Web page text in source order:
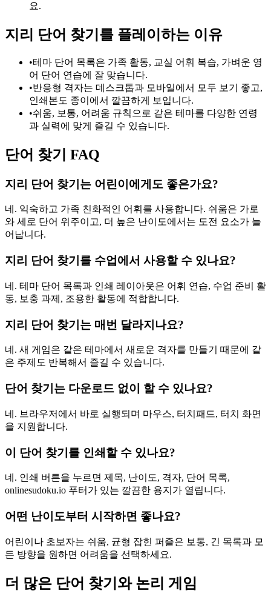
요.
지리 단어 찾기를 플레이하는 이유
•테마 단어 목록은 가족 활동, 교실 어휘 복습, 가벼운 영
어 단어 연습에 잘 맞습니다.
•반응형 격자는 데스크톱과 모바일에서 모두 보기 좋고,
인쇄본도 종이에서 깔끔하게 보입니다.
•쉬움, 보통, 어려움 규칙으로 같은 테마를 다양한 연령
과 실력에 맞게 즐길 수 있습니다.
단어 찾기 FAQ
지리 단어 찾기는 어린이에게도 좋은가요?
네. 익숙하고 가족 친화적인 어휘를 사용합니다. 쉬움은 가로
와 세로 단어 위주이고, 더 높은 난이도에서는 도전 요소가 늘
어납니다.
지리 단어 찾기를 수업에서 사용할 수 있나요?
네. 테마 단어 목록과 인쇄 레이아웃은 어휘 연습, 수업 준비 활
동, 보충 과제, 조용한 활동에 적합합니다.
지리 단어 찾기는 매번 달라지나요?
네. 새 게임은 같은 테마에서 새로운 격자를 만들기 때문에 같
은 주제도 반복해서 즐길 수 있습니다.
단어 찾기는 다운로드 없이 할 수 있나요?
네. 브라우저에서 바로 실행되며 마우스, 터치패드, 터치 화면
을 지원합니다.
이 단어 찾기를 인쇄할 수 있나요?
네. 인쇄 버튼을 누르면 제목, 난이도, 격자, 단어 목록,
onlinesudoku.io 푸터가 있는 깔끔한 용지가 열립니다.
어떤 난이도부터 시작하면 좋나요?
어린이나 초보자는 쉬움, 균형 잡힌 퍼즐은 보통, 긴 목록과 모
든 방향을 원하면 어려움을 선택하세요.
더 많은 단어 찾기와 논리 게임